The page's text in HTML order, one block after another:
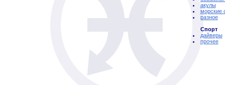
акулы
морские
разное
Спорт
дайверы
прочее